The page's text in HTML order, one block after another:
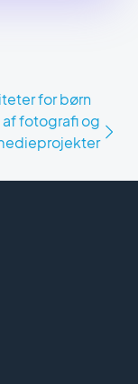
for børn
fotografi og